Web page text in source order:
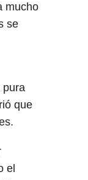
mucho
se
pura
que
el